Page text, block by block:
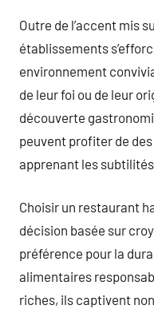
Outre de l’accent mis
établissements
environnement
de leur foi ou de leur
découverte
peuvent profiter de
apprenant les
Choisir un restaurant
décision basée sur
préférence pour la
alimentaires
riches, ils captivent